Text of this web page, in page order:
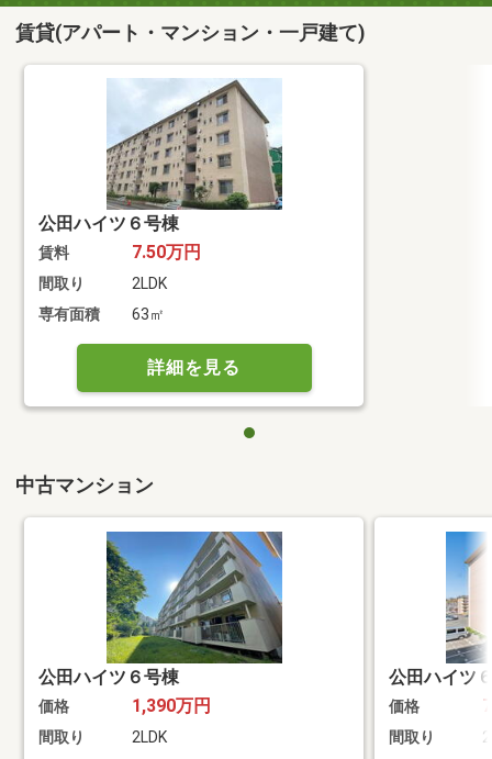
賃貸(アパート・マンション・一戸建て)
公田ハイツ６号棟
賃料 7.50万円
間取り
2LDK
専有面積
63㎡
詳細を見る
中古マンション
公田ハイツ６号棟
価格 1,390万円
間取り
2LDK
公田ハイツ
価格
間取り